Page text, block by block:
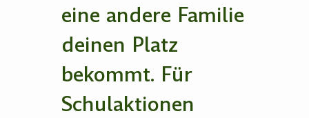
eine andere Familie
deinen Platz
bekommt. Für
Schulaktionen